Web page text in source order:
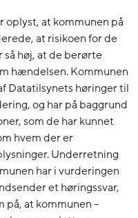
oplyst, at kommunen på
at risikoen for de
høj, at de berørte
hændelsen. Kommunen
Datatilsynets høringer til
og har på baggrund
som de har kunnet
hvem der er
Underretning
har i vurderingen
et høringssvar,
at kommunen –